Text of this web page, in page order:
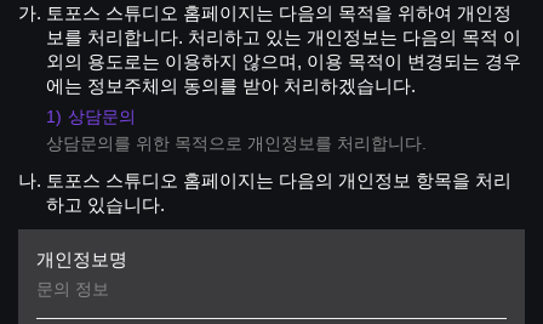
토포스 스튜디오 홈페이지는 다음의 목적을 위하여 개인정
보를 처리합니다. 처리하고 있는 개인정보는 다음의 목적 이
외의 용도로는 이용하지 않으며, 이용 목적이 변경되는 경우
에는 정보주체의 동의를 받아 처리하겠습니다.
상담문의
상담문의를 위한 목적으로 개인정보를 처리합니다.
토포스 스튜디오 홈페이지는 다음의 개인정보 항목을 처리
하고 있습니다.
문의 정보